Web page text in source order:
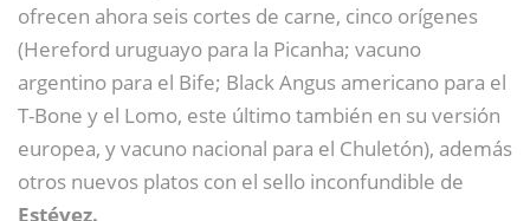
ofrecen ahora seis cortes de carne, cinco orígenes
(Hereford uruguayo para la Picanha; vacuno
argentino para el Bife; Black Angus americano para el
T-Bone y el Lomo, este último también en su versión
europea, y vacuno nacional para el Chuletón), además
otros nuevos platos con el sello inconfundible de
Estévez.